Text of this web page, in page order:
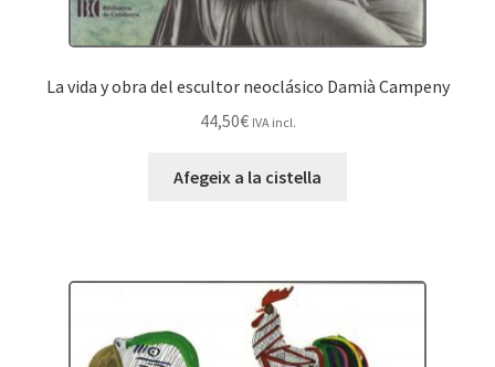
La vida y obra del escultor neoclásico Damià Campeny
44,50€ IVA incl.
Afegeix a la cistella